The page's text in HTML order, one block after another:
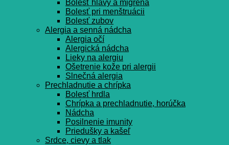
Bolesť hlavy a migréna
Bolesť pri menštruácii
Bolesť zubov
Alergia a senná nádcha
Alergia očí
Alergická nádcha
Lieky na alergiu
Ošetrenie kože pri alergii
Slnečná alergia
Prechladnutie a chrípka
Bolesť hrdla
Chrípka a prechladnutie, horúčka
Nádcha
Posilnenie imunity
Priedušky a kašeľ
Srdce, cievy a tlak